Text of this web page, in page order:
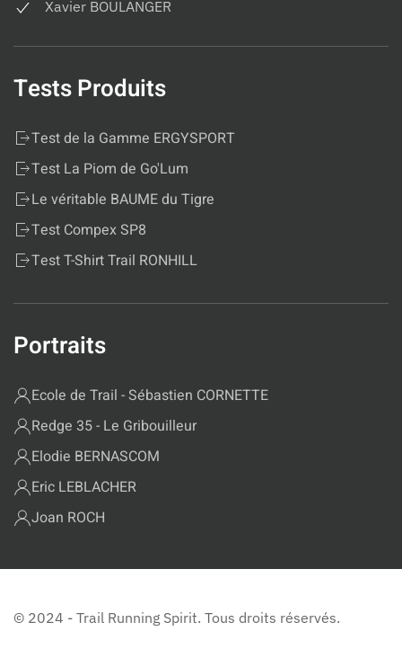
Xavier BOULANGER
Tests Produits
Test de la Gamme ERGYSPORT
Test La Piom de Go'Lum
Le véritable BAUME du Tigre
Test Compex SP8
Test T-Shirt Trail RONHILL
Portraits
Ecole de Trail - Sébastien CORNETTE
Redge 35 - Le Gribouilleur
Elodie BERNASCOM
Eric LEBLACHER
Joan ROCH
© 2024 - Trail Running Spirit. Tous droits réservés.